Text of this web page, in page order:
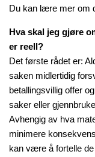
Du kan lære mer om
Hva skal jeg gjøre
er reell?
Det første rådet er:
saken midlertidig
betallingsvillig offer
saker eller
Avhengig av hva
minimere
kan være å fortelle